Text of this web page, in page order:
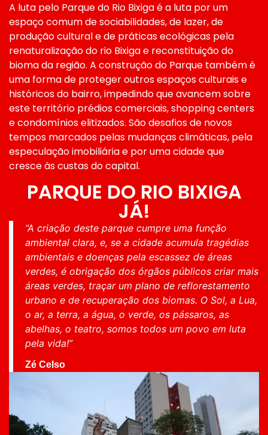
A luta pelo Parque do Rio Bixiga é a luta por um
espaço comum de sociabilidades, de lazer, de
produção cultural e de práticas ecológicas pela
renaturalização do rio Bixiga e reconstituição do
bioma da região. A construção do Parque também é
uma forma de proteger outros espaços culturais e
históricos do bairro, impedindo que avancem sobre
este território prédios comerciais, shopping centers
e condomínios elitizados. São desafios de novos
tempos marcados pelas mudanças climáticas, pela
especulação imobiliária e por uma cidade que
cresce às custas do capital.
PARQUE DO RIO BIXIGA
JÁ!
“A criação deste parque cumpre uma função
ambiental clara, e, se a cidade acumula tragédias
ambientais e doenças pela escassez de áreas
verdes, é obrigação dos órgãos públicos criar mais
áreas verdes, traçar um plano de reflorestamento
urbano e de recuperação dos biomas. O Sol, a Lua,
o ar, a terra, a água, o verde, os pássaros, as
abelhas, o teatro, somos todos um povo em luta
pela vida!”
Zé Celso